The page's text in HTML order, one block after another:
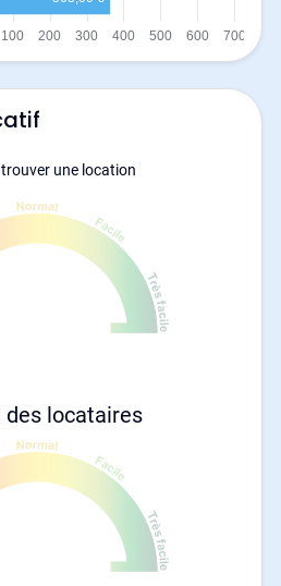
une location
des locataires